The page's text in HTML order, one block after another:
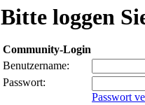
Bitte loggen
Community-Login
Benutzername:
Passwort:
Passwort